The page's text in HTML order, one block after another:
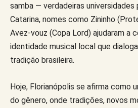
samba — verdadeiras universidades
Catarina, nomes como Zininho
Avez-vouz (Copa Lord) ajudaram a
identidade musical local que
tradição brasileira.
Hoje, Florianópolis se afirma como
do gênero, onde tradições, novos